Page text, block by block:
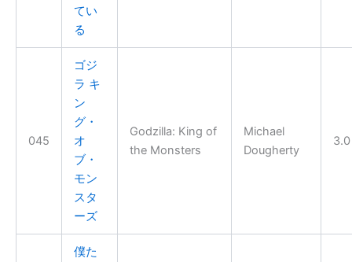
てい
る
045
ゴジ
ラ キ
ン
グ・
オ
ブ・
モン
スタ
ーズ
Godzilla: King of
the Monsters
Michael
Dougherty
3.0
僕た